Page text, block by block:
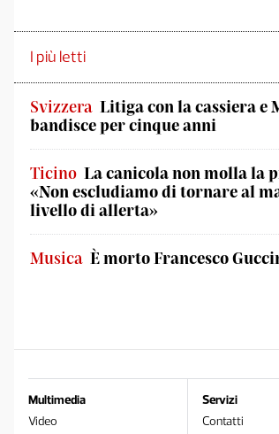
I più letti
Svizzera Litiga con la cassiera e
bandisce per cinque anni
Ticino La canicola non molla la
«Non escludiamo di tornare al
livello di allerta»
Musica È morto Francesco
Multimedia
Video
Servizi
Contatti